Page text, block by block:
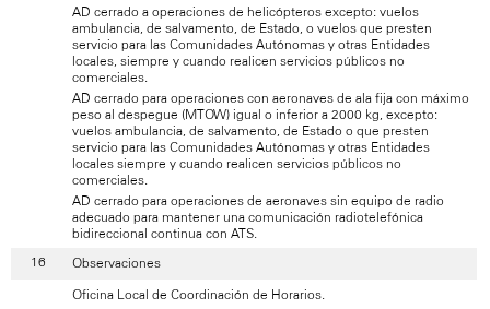
AD cerrado a operaciones de helicópteros excepto: vuelos
ambulancia, de salvamento, de Estado, o vuelos que presten
servicio para las Comunidades Autónomas y otras Entidades
locales, siempre y cuando realicen servicios públicos no
comerciales.
AD cerrado para operaciones con aeronaves de ala fija con máximo
peso al despegue (MTOW) igual o inferior a 2000 kg, excepto:
vuelos ambulancia, de salvamento, de Estado o que presten
servicio para las Comunidades Autónomas y otras Entidades
locales siempre y cuando realicen servicios públicos no
comerciales.
AD cerrado para operaciones de aeronaves sin equipo de radio
adecuado para mantener una comunicación radiotelefónica
bidireccional continua con ATS.
Observaciones
Oficina Local de Coordinación de Horarios.